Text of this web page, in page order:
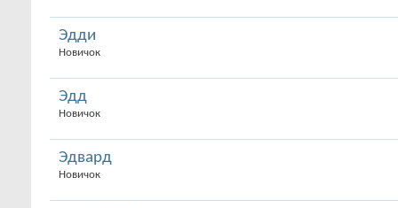
Эдди
Новичок
Эдд
Новичок
Эдвард
Новичок